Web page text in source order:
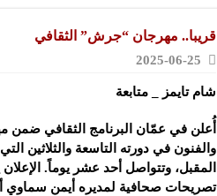
تقنية روسية
الهلال يواجه
قريبا.. مهرجان “جرش” الثقافي
2025-06-25
شام تايمز _ متابعة
أُعلن في عمّان البرنامج الثقافي ضمن
المقبل، وتتواصل أحد عشر يوماً. الإعلان
تصريحات صحافية لمديره أيمن سماوي